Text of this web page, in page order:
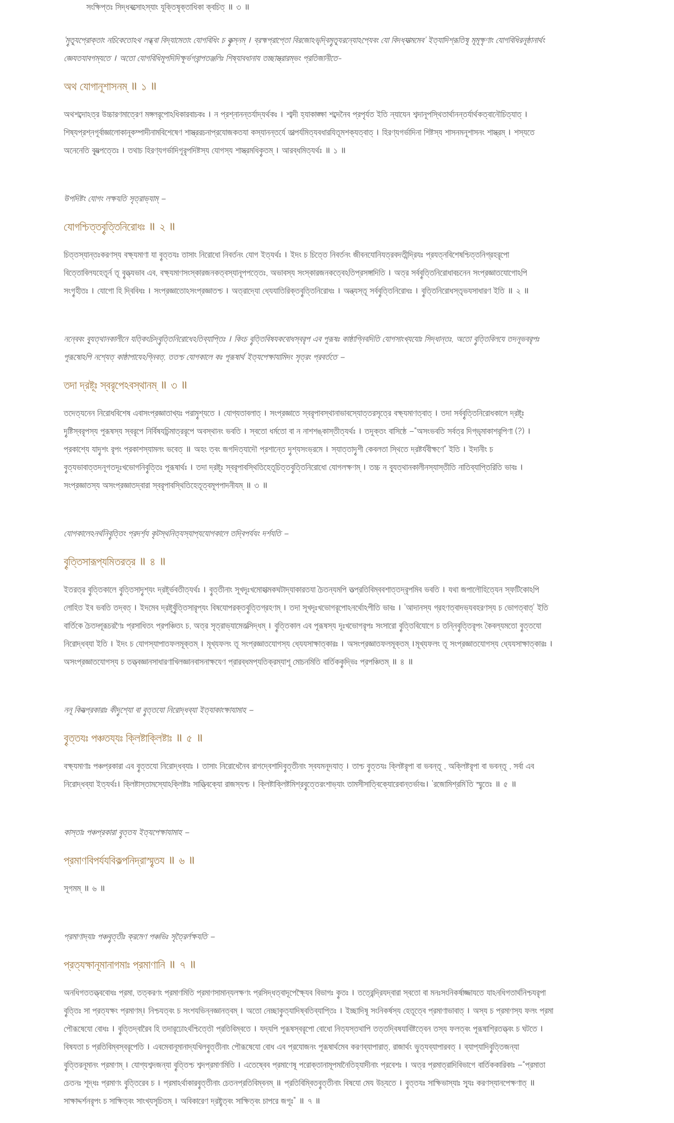
সংক্ষিপ্তঃ সিদ্ধবত্সোঽস্যাং যূক্তিষৃক্তাধিকা ক্বচিত্ ॥ ৩ ॥
’মৄত্যূপ্রোক্তাং নচিকেতোঽথ লব্ধ্বা বিদ্যামেতাং যোগবিধিং চ কৄত্স্নম্ । ব্রহ্মপ্রাপ্তো বিরজোঽভৃদ্বিমৄত্যূরন্যোঽপ্যেবং যো বিদধ্যাত্মমেব’ ইত্যাদিশ্রূতিষূ মূমূক্ষৃণাং যোগবিধিরনূষ্ঠানার্থং
জ্ঞেযতযাবগম্যতে । অতো যোগবিধিমূপদিদিক্ষূর্ভগবান্পতঞ্জলিঃ শিষ্যাবধানায তচ্ছাস্ত্রারম্ভং প্রতিজানীতে-
অথ যোগানূশাসনম্ ॥ ১ ॥
অথশব্দোঽত্র উচ্চারণমাত্রেণ মঙ্গলরৃপোঽধিকারবাচকঃ । ন প্রশ্নানন্তর্যাদ্যর্থকঃ । শাব্দী হ্যাকাঙ্ক্ষা শব্দেনৈব প্রপৃর্যত ইতি ন্যাযেন শব্দানূপস্থিতার্থানন্তর্যার্থকত্বানৌচিত্যাত্ ।
শিষ্যপ্রশ্নগূর্বাজ্ঞালোকানূকম্পাদীনামবিশেষেণ শাস্ত্ররচনাপ্রযোজকতযা কস্যানন্তর্যে তাত্পর্যমিত্যবধারযিতূমশক্যত্বাত্ । হিরণ্যগর্ভাদিনা শিষ্টস্য শাসনমনূশাসনং শাস্ত্রম্ । শস্যতে
অনেনেতি ব্যূত্পত্তেঃ । তথাচ হিরণ্যগর্ভাদিগূরৃপদিষ্টস্য যোগস্য শাস্ত্রমধিকৄতম্ । আরব্ধমিত্যর্থঃ ॥ ১ ॥
উপদিষ্টং যোগং লক্ষযতি সৃত্রাভ্যাম্ –
যোগশ্চিত্তবৄত্তিনিরোধঃ ॥ ২ ॥
চিত্তস্যান্তঃকরণস্য বক্ষ্যমাণা যা বৄত্তযঃ তাসাং নিরোধো নিবর্তনং যোগ ইত্যর্থঃ । ইদং চ চিত্তে নিবর্তনং জীবনযোনিযত্রবদতীন্দ্রিযঃ প্রযত্নবিশেষশ্চিত্তনিগ্রহরৃপো
বিত্তোবিলযহেতূর্ন তূ বৄত্ত্যভাব এব, বক্ষ্যমাণসংস্কারজনকত্বস্যানূপপত্তেঃ, অভাবস্য সংস্কারজনকত্বেঽতিপ্রসঙ্গাদিতি । অত্র সর্ববৄত্তিনিরোধাবচনেন সংপ্রজ্ঞাতযোগোঽপি
সংগৄহীতঃ । যোগো হি দ্বিবিধঃ । সংপ্রজ্ঞাতোঽসংপ্রজ্ঞাতশ্চ । অত্রাদ্যো ধ্যেযাতিরিক্তবৄত্তিনিরোধঃ । অন্ত্যস্তূ সর্ববৄত্তিনিরোধঃ । বৄত্তিনিরোধস্তৃভযসাধারণ ইতি ॥ ২ ॥
নন্বেবং ব্যূত্থানকালীনে যত্কিংচিদ্বৄত্তিনিরোধেঽতিব্যাপ্তিঃ । কিংচ বৄত্তিবিষযকবোধস্বরৃপ এব পূরূষঃ কাষ্ঠাগ্নিবদিতি যোগসাংখ্যযোঃ সিদ্ধান্তঃ, অতো বৄত্তিবিলযে তদনূভবরৃপঃ
পূরূষোঽপি নশ্যেত্ কাষ্ঠাপাযেঽগ্নিবত্, ততশ্চ যোগকালে কঃ পূরূষার্থ ইত্যপেক্ষাযামিদং সৃত্রং প্রবর্ততে –
তদা দ্রষ্টূঃ স্বরৃপেঽবস্থানম্ ॥ ৩ ॥
তদেত্যনেন নিরোধবিশেষ এবাসংপ্রজ্ঞাতাখ্যঃ পরামৄশ্যতে । যোগ্যতাবলাত্ । সংপ্রজ্ঞাতে স্বরৃপাবস্থানাভাবস্যোত্তরসৃত্রে বক্ষ্যমাণত্বাত্ । তদা সর্ববৄত্তিনিরোধকালে দ্রষ্টূঃ
দৄষ্টিস্বরৃপস্য পূরূষস্য স্বরৃপে নির্বিষযচিন্মাত্ররৃপে অবস্থানং ভবতি । স্বতো ধর্মতো বা ন নাশশঙ্কাস্তীত্যর্থঃ । তদূক্তং বাসিষ্ঠে –“অসংভবতি সর্বত্র দিগ্ভৃমাকাশরৃপিণা (?) ।
প্রকাশ্যে যাদৄশং রৃপং প্রকাশস্যামলং ভবেত্ ॥ অহং ত্বং জগদিত্যাদৌ প্রশান্তে দৄশ্যসংভ্রমে । স্যাত্তাদৄশী কেবলতা স্থিতে দ্রষ্টর্যবীক্ষণে“ ইতি । ইদানীং চ
বৄত্যভাবাত্তদনূগতদূঃখভোগনিবৄত্তিঃ পূরূষার্থঃ । তদা দ্রষ্টূঃ স্বরৃপাবস্থিতিহেতূচিত্তবৄত্তিনিরোধো যোগলক্ষণম্ । তচ্চ ন ব্যূত্থানকালীনস্যাস্তীতি নাতিব্যাপ্তিরিতি ভাবঃ ।
সংপ্রজ্ঞাতস্য অসংপ্রজ্ঞাতদ্বারা স্বরৃপাবস্থিতিহেতূত্বমূপপাদনীযম্ ॥ ৩ ॥
যোগকালেঽনর্থনিবৄত্তিং প্রদর্শ্য কৃটস্থনিত্যস্যাপ্যযোগকালে তদ্বিপর্যযং দর্শযতি –
বৄত্তিসারূপ্যমিতরত্র ॥ ৪ ॥
ইতরত্র বৄত্তিকালে বৄত্তিসাদৄশ্যং দ্রষ্টূর্ভবতীত্যর্থঃ । বৄত্তীনাং সূখদূঃখমোহাত্মকঘটাদ্যাকারতযা চৈতন্যমপি তত্প্রতিবিম্ববশাত্তদ্রৃপমিব ভবতি । যথা জপালৌহিত্যেন স্ফটিকোঽপি
লোহিত ইব ভবতি তদ্বত্ । ইদমেব দ্রষ্টূর্বৄত্তিসারৃপ্যং বিষযোপরক্তবৄত্তিগ্রহণম্ । তদা সূখদূঃখভোগরৃপোঽনর্থোঽপীতি ভাবঃ । ’আদানস্য গ্রহণত্বাদভ্যবহরণস্য চ ভোগত্বাত্’ ইতি
বার্তিকে চৈতদ্গূরূচরণৈঃ প্রসাধিতং প্রপঞ্চিতং চ, অত্র সৃত্রাভ্যামেতত্সিদ্ধম্ । বৄত্তিকাল এব পূরূষস্য দূঃখভোগরৃপঃ সংসারো বৄত্তিবিযোগে চ তন্নিবৄত্তিরৃপং কৈবল্যমতো বৄত্তযো
নিরোদ্ধব্যা ইতি । ইদং চ যোগস্যাপাতফলমূক্তম্ । মূখ্যফলং তূ সংপ্রজ্ঞাতযোগস্য ধ্যেযসাক্ষাত্কারঃ । অসংপ্রজ্ঞাতফলমূক্তম্ ।মূখ্যফলং তূ সংপ্রজ্ঞাতযোগস্য ধ্যেযসাক্ষাত্কারঃ ।
অসংপ্রজ্ঞাতযোগস্য চ তত্ত্বজ্ঞানসাধারণাখিলজ্ঞানবাসনাক্ষযেণ প্রারব্ধমপ্যতিক্রম্যাশূ মোচনমিতি বার্তিককৄদ্ভিঃ প্রপঞ্চিতম্ ॥ ৪ ॥
ননূ কিযত্প্রকারাঃ কীদৄশ্যো বা বৄত্তযো নিরোদ্ধব্যা ইত্যাকাংক্ষাযামাহ –
বৄত্তযঃ পঞ্চতয্যঃ ক্লিষ্টাক্লিষ্টাঃ ॥ ৫ ॥
বক্ষ্যমাণাঃ পঞ্চপ্রকারা এব বৄত্তযো নিরোদ্ধব্যাঃ । তাসাং নিরোধেনৈব রাগদ্বেশাদিবৄত্তীনাং স্বযমনূদযাত্ । তাশ্চ বৄত্তযঃ ক্লিষ্টরৃপা বা ভবন্তূ , অক্লিষ্টরৃপা বা ভবন্তূ , সর্বা এব
নিরোদ্ধব্যা ইত্যর্থঃ। ক্লিষ্টাস্তামস্যোঽক্লিষ্টাঃ সাত্ত্বিক্যো রাজস্যশ্চ । ক্লিষ্টাক্লিষ্টমিশ্রবৄত্তেরংশাভ্যাং তামসীসাত্বিক্যোরেবান্তর্ভাবঃ। ’রজোমিশ্রমি’তি স্মৄতেঃ ॥ ৫ ॥
কাস্তাঃ পঞ্চপ্রকারা বৄত্তয ইত্যপেক্ষাযামাহ –
প্রমাণবিপর্যযবিকল্পনিদ্রাস্মৄতয ॥ ৬ ॥
সূগমম্ ॥ ৬ ॥
প্রমাণাদ্যাঃ পঞ্চবৄত্তীঃ ক্রমেণ পঞ্চভিঃ সৃত্রৈর্লক্ষযতি –
প্রত্যক্ষানূমানাগমাঃ প্রমাণানি ॥ ৭ ॥
অনধিগততত্ত্ববোধঃ প্রমা, তত্করণং প্রমাণমিতি প্রমাণসামান্যলক্ষণং প্রসিদ্ধত্বাদূপেক্ষ্যৈব বিভাগঃ কৄতঃ । তত্রেন্দ্রিযদ্বারা স্বতো বা মনঃসংনিকর্ষাজ্জাযতে যাঽনধিগতার্থনিশ্চযরৃপা
বৄত্তিঃ সা প্রত্যক্ষং প্রমাণম্। নিশ্চযত্বং চ সংশযভিন্নজ্ঞানত্বম্ । অতো নেচ্ছাকৄত্যাদিষ্বতিব্যাপ্তিঃ । ইচ্ছাদিষূ সংনিকর্ষস্য হেতূত্বে প্রমাণাভাবাত্ । অস্য চ প্রমাণস্য ফলং প্রমা
পৌরূষেযো বোধঃ । বৄত্তিদ্বারৈব হি তদারৃঢোঽর্থশ্চিত্তৌ প্রতিবিম্বতে । যদ্যপি পূরূষস্বরৃপো বোধো নিত্যস্তথাপি তত্তদ্বিষযাবিষ্টত্বেন তস্য ফলত্বং পূরূষাশ্রিতত্ত্বং চ ঘটতে ।
বিষযতা চ প্রতিবিম্বস্বরৃপেতি । এবমেবানূমানাদ্যখিলবৄত্তীনাং পৌরূষেযো বোধ এব প্রযোজনং পূরূষার্থমেব করণব্যাপারাত্, রাজার্থং ভৄত্যব্যাপারবত্ । ব্যাপ্যাদিবৄত্তিজন্যা
বৄত্তিরনূমানং প্রমাণম্ । যোগ্যশব্দজন্যা বৄত্তিশ্চ শব্দপ্রমাণমিতি । এতেষ্বেব প্রমাণেষূ পরোক্তানামূপমানৈতিহ্যাদীনাং প্রবেশঃ । অত্র প্রমাত্রাদিবিভাগে বার্তিককারিকাঃ –“প্রমাতা
চেতনঃ শূদ্ধঃ প্রমাণং বৄত্তিরেব চ । প্রমাঽর্থাকারবৄত্তীনাং চেতনপ্রতিবিম্বনম্ ॥ প্রতিবিম্বিতবৄত্তীনাং বিষযো মেয উচ্যতে । বৄত্তযঃ সাক্ষিভাস্যাঃ স্যূঃ করণস্যানপেক্ষণাত্ ॥
সাক্ষাদ্দর্শনরৃপং চ সাক্ষিত্বং সাংখ্যসৃচিতম্ । অবিকারেণ দ্রষ্টৄত্বং সাক্ষিত্বং চাপরে জগূঃ” ॥ ৭ ॥